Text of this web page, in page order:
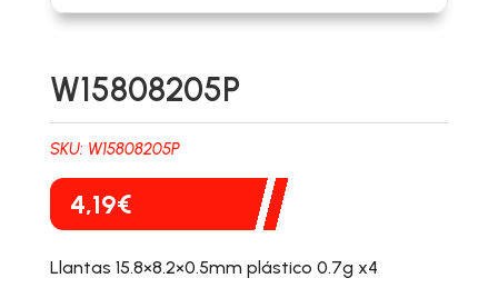
W15808205P
SKU: W15808205P
4,19€
Llantas 15.8×8.2×0.5mm plástico 0.7g x4